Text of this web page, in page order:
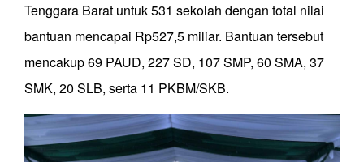
Tenggara Barat untuk 531 sekolah dengan total nilai
bantuan mencapai Rp527,5 miliar. Bantuan tersebut
mencakup 69 PAUD, 227 SD, 107 SMP, 60 SMA, 37
SMK, 20 SLB, serta 11 PKBM/SKB.